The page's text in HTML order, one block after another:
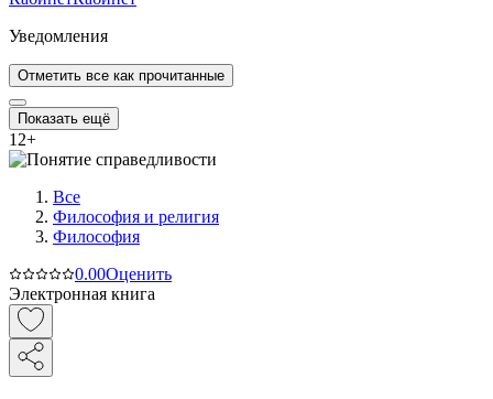
Уведомления
Отметить все как прочитанные
Показать ещё
12+
Все
Философия и религия
Философия
0.00Оценить
Электронная книга